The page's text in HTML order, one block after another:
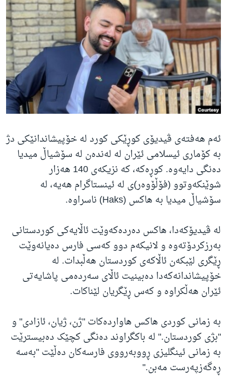
ژیان لە فەرهەنگدا
Learning English
FOLLOW US
زمانه‌کان
ئەم هەفتەی ڤیدیۆی کوڕێکی کورد لە خۆپیشاندانێکی دژ
بە کۆماری ئیسلامی ئێران لە لەندەن لە سۆشیاڵ میدیا
دەنگی دایەوە. کوڕەکە، کە نزیکەی 140 هەزار
شوێنکەوتوو (فۆڵۆوەر)ی لە ئینستاگرام هەیە، لە
سۆشیاڵ میدیا بە هاکس (Haks) ناسراوە.
لە ڤیدیۆکەدا، هاکس دەردەکەوێت ئاڵایەکی کوردستانی
بەرزکردۆتەوە و لانیکەم دوو کەسی فارس دەیانەوێت
ڕێگری لێبکەن ئاڵاکەی کوردستان هەڵبدات. لە
خۆپیشاندانەکەدا دەبینیت ئاڵای سەردەمی پاشایەتی
ئێران هەڵکراوە و کەس ڕێگریان لێناکات.
بە زمانی کوردی هاکس هاواردەکات "ژن، ژیان، ئازادی" و
"بژی کوردستان." لە باکگراوند دەنگی کچێک دەبیسترێت
بە زمانی ئینگلیزی ڕووبەرووی فارسەکان دەڵێت "بەسە
ڕەگەزپەرست مەبن."